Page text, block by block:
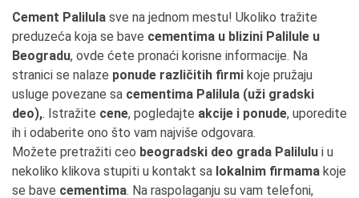
Cement Palilula sve na jednom mestu! Ukoliko tražite
preduzeća koja se bave cementima u blizini Palilule u
Beogradu, ovde ćete pronaći korisne informacije. Na
stranici se nalaze ponude različitih firmi koje pružaju
usluge povezane sa cementima Palilula (uži gradski
deo),. Istražite cene, pogledajte akcije i ponude, uporedite
ih i odaberite ono što vam najviše odgovara.
Možete pretražiti ceo beogradski deo grada Palilulu i u
nekoliko klikova stupiti u kontakt sa lokalnim firmama koje
se bave cementima. Na raspolaganju su vam telefoni,